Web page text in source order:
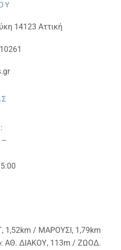
14123 Αττική
1,52km / ΜΑΡΟΥΣΙ, 1,79km
: ΑΘ. ΔΙΑΚΟΥ, 113m / ΖΩΟΔ.